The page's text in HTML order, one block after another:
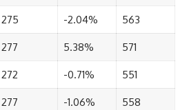
275 -2.04% 563
277 5.38% 571
272 -0.71% 551
277 -1.06% 558